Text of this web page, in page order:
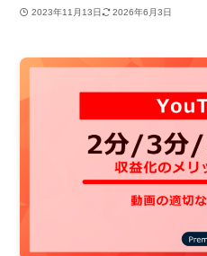
2023年11月13日 2026年6月3日